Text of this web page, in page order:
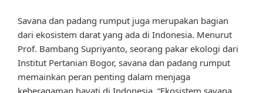
Savana dan padang rumput juga merupakan bagian
dari ekosistem darat yang ada di Indonesia. Menurut
Prof. Bambang Supriyanto, seorang pakar ekologi dari
Institut Pertanian Bogor, savana dan padang rumput
memainkan peran penting dalam menjaga